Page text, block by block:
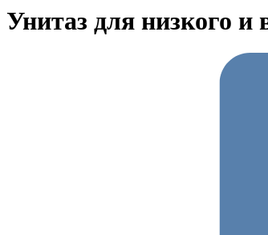
Унитаз для низкого и